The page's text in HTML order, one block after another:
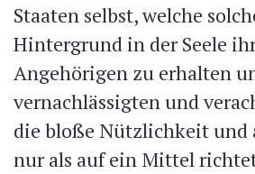
Staaten selbst, welche
Hintergrund in der Seele
Angehörigen zu erhalten
vernachlässigten und
die bloße Nützlichkeit und
nur als auf ein Mittel